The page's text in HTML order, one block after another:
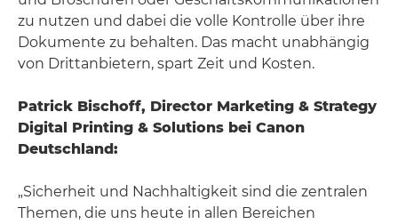
zu nutzen und dabei die volle Kontrolle über ihre
Dokumente zu behalten. Das macht unabhängig
von Drittanbietern, spart Zeit und Kosten.
Patrick Bischoff, Director Marketing & Strategy
Digital Printing & Solutions bei Canon
Deutschland:
„Sicherheit und Nachhaltigkeit sind die zentralen
Themen, die uns heute in allen Bereichen